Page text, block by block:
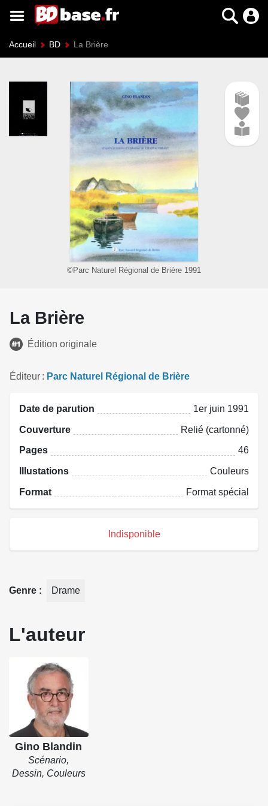
Accueil BD La Brière
©Parc Naturel Régional de Brière 1991
La Brière
Édition originale
Éditeur Parc Naturel Régional de Brière
Date de parution 1er juin 1991
Couverture Relié (cartonné)
Pages 46
Illustations Couleurs
Format Format spécial
Indisponible
Genre Drame
L'auteur
Gino Blandin
Scénario,
Dessin, Couleurs